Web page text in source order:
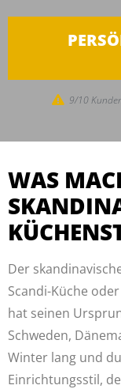
9/10
WAS
Der
Scandi-Küche
hat seinen
Schweden,
Winter lang und
Einrichtungsstil,